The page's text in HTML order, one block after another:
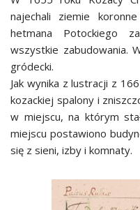
najechali ziemie
hetmana Potockiego
wszystkie zabudowania.
gródecki.
Jak wynika z lustracji z
kozackiej spalony i
w miejscu, na którym
miejscu postawiono
się z sieni, izby i komnaty.